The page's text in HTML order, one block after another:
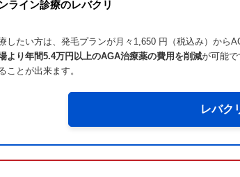
ライン診療のレバクリ
したい方は、発毛プランが月々1,650 円（税込み）か
より年間5.4万円以上のAGA治療薬の費用を削減が可能
ことが出来ます。
レバク